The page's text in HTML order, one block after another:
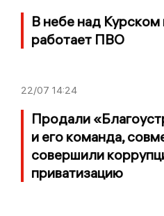
В небе над Курском
работает ПВО
22/07 14:24
Продали
и его команда,
совершили
приватизацию